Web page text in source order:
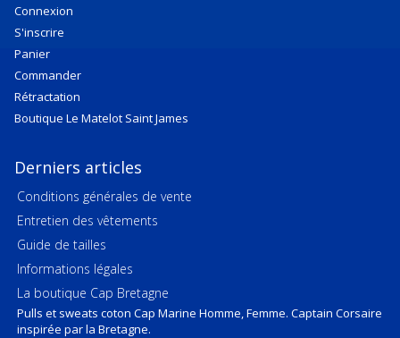
Connexion
S'inscrire
Panier
Commander
Rétractation
Boutique Le Matelot Saint James
Derniers articles
Conditions générales de vente
Entretien des vêtements
Guide de tailles
Informations légales
La boutique Cap Bretagne
Pulls et sweats coton Cap Marine Homme, Femme. Captain Corsaire
inspirée par la Bretagne.